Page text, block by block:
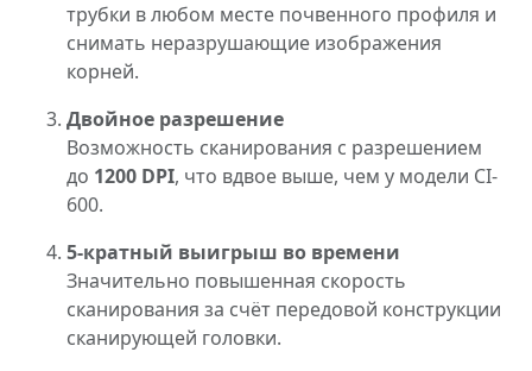
трубки в любом месте почвенного профиля и
снимать неразрушающие изображения
корней.
Двойное разрешение
Возможность сканирования с разрешением
до 1200 DPI, что вдвое выше, чем у модели CI-
600.
5-кратный выигрыш во времени
Значительно повышенная скорость
сканирования за счёт передовой конструкции
сканирующей головки.